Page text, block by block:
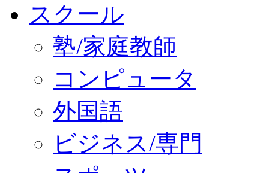
スクール
塾/家庭教師
コンピュータ
外国語
ビジネス/専門